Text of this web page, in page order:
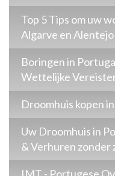
Top 5 Tips om uw
Algarve en Alentejo
Boringen in
Wettelijke
Droomhuis kopen
Uw Droomhuis in
& Verhuren zonder